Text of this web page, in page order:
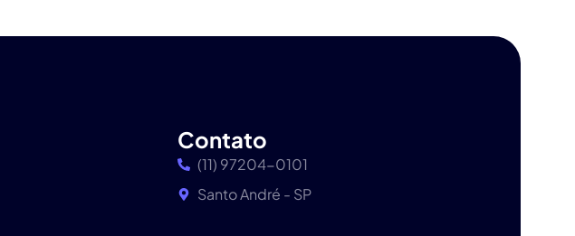
Contato
(11) 97204-0101
Santo André - SP